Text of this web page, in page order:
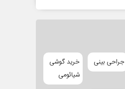
جراحی بینی
خرید گوشی
شیائومی